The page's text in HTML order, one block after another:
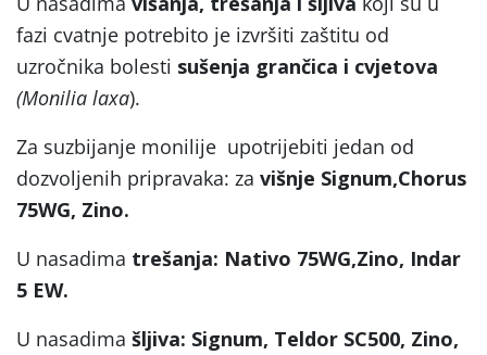
fazi cvatnje potrebito je izvršiti zaštitu od
uzročnika bolesti sušenja grančica i cvjetova
(Monilia laxa).
Za suzbijanje monilije upotrijebiti jedan od
dozvoljenih pripravaka: za višnje Signum,Chorus
75WG, Zino.
U nasadima trešanja: Nativo 75WG,Zino, Indar
5 EW.
U nasadima šljiva: Signum, Teldor SC500, Zino,